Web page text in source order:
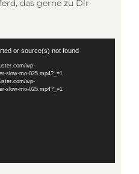
das gerne zu Dir
or source(s) not found
wp-
slow-mo-025.mp4?_=1
wp-
slow-mo-025.mp4?_=1